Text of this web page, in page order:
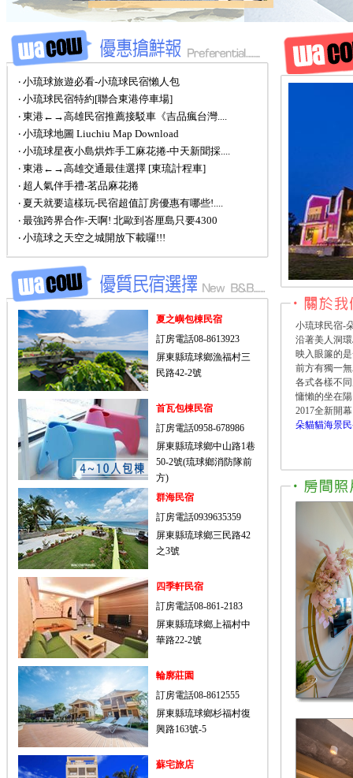
‧ 小琉球旅遊必看-小琉球民宿懶人包
‧ 小琉球民宿特約[聯合東港停車場]
‧ 東港←→高雄民宿推薦接駁車《吉品瘋台灣....
‧ 小琉球地圖 Liuchiu Map Download
‧ 小琉球星夜小島烘炸手工麻花捲-中天新聞採....
‧ 東港←→高雄交通最佳選擇 [東琉計程車]
‧ 超人氣伴手禮-茗品麻花捲
‧ 夏天就要這樣玩-民宿超值訂房優惠有哪些!....
‧ 最強跨界合作-天啊! 北歐到峇厘島只要4300
‧ 小琉球之天空之城開放下載囉!!!
夏之嶼包棟民宿
訂房電話08-8613923
屏東縣琉球鄉漁福村三
民路42-2號
首瓦包棟民宿
訂房電話0958-678986
屏東縣琉球鄉中山路1巷
50-2號(琉球鄉消防隊前
方)
群海民宿
訂房電話0939635359
屏東縣琉球鄉三民路42
之3號
四季軒民宿
訂房電話08-861-2183
屏東縣琉球鄉上福村中
華路22-2號
輪廓莊園
訂房電話08-8612555
屏東縣琉球鄉杉福村復
興路163號-5
蘇宅旅店
小琉球民宿-
沿著美人洞
映入眼簾的
前方有獨一
各式各樣不
慵懶的坐在
2017全新開
朵貓貓海景